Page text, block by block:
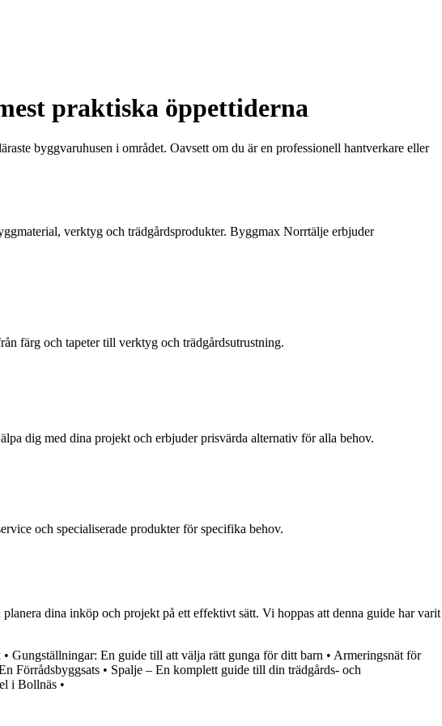
praktiska öppettiderna
byggvaruhusen i området. Oavsett om du är en professionell hantverkare eller
verktyg och trädgårdsprodukter. Byggmax Norrtälje erbjuder
färg och tapeter till verktyg och trädgårdsutrustning.
dig med dina projekt och erbjuder prisvärda alternativ för alla behov.
och specialiserade produkter för specifika behov.
dina inköp och projekt på ett effektivt sätt. Vi hoppas att denna guide har varit
• Gungställningar: En guide till att välja rätt gunga för ditt barn • Armeringsnät för
Förrådsbyggsats • Spalje – En komplett guide till din trädgårds- och
i Bollnäs •